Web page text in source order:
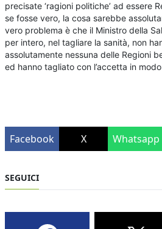
precisate ‘ragioni politiche’ ad essere
se fosse vero, la cosa sarebbe
vero problema è che il Ministro della
per intero, nel tagliare la sanità, non
assolutamente nessuna delle Regioni
ed hanno tagliato con l’accetta in
Facebook X Whatsapp
SEGUICI